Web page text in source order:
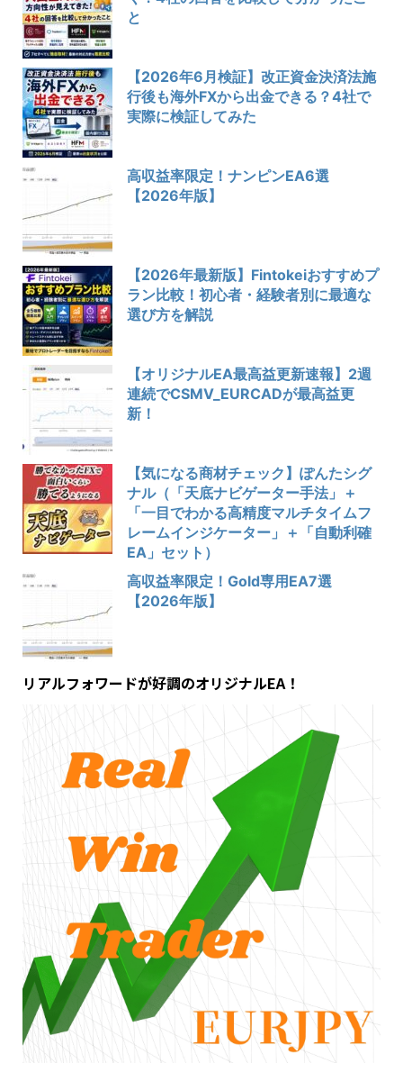
と
【2026年6月検証】改正資金決済法施
行後も海外FXから出金できる？4社で
実際に検証してみた
高収益率限定！ナンピンEA6選
【2026年版】
【2026年最新版】Fintokeiおすすめプ
ラン比較！初心者・経験者別に最適な
選び方を解説
【オリジナルEA最高益更新速報】2週
連続でCSMV_EURCADが最高益更
新！
【気になる商材チェック】ぽんたシグ
ナル（「天底ナビゲーター手法」＋
「一目でわかる高精度マルチタイムフ
レームインジケーター」＋「自動利確
EA」セット）
高収益率限定！Gold専用EA7選
【2026年版】
リアルフォワードが好調のオリジナルEA！